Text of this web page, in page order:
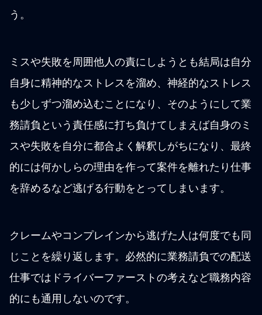
う。
ミスや失敗を周囲他人の責にしようとも結局は自分
自身に精神的なストレスを溜め、神経的なストレス
も少しずつ溜め込むことになり、そのようにして業
務請負という責任感に打ち負けてしまえば自身のミ
スや失敗を自分に都合よく解釈しがちになり、最終
的には何かしらの理由を作って案件を離れたり仕事
を辞めるなど逃げる行動をとってしまいます。
クレームやコンプレインから逃げた人は何度でも同
じことを繰り返します。必然的に業務請負での配送
仕事ではドライバーファーストの考えなど職務内容
的にも通用しないのです。